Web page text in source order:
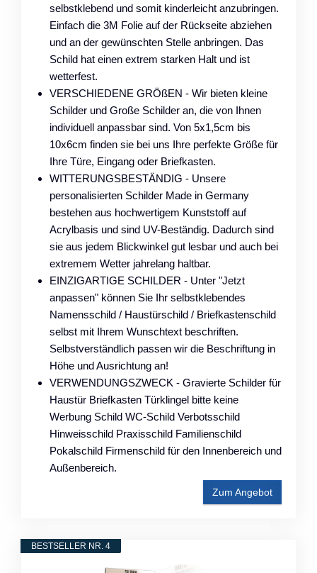
selbstklebend und somit kinderleicht anzubringen.
Einfach die 3M Folie auf der Rückseite abziehen
und an der gewünschten Stelle anbringen. Das
Schild hat einen extrem starken Halt und ist
wetterfest.
VERSCHIEDENE GRÖßEN - Wir bieten kleine
Schilder und Große Schilder an, die von Ihnen
individuell anpassbar sind. Von 5x1,5cm bis
10x6cm finden sie bei uns Ihre perfekte Größe für
Ihre Türe, Eingang oder Briefkasten.
WITTERUNGSBESTÄNDIG - Unsere
personalisierten Schilder Made in Germany
bestehen aus hochwertigem Kunststoff auf
Acrylbasis und sind UV-Beständig. Dadurch sind
sie aus jedem Blickwinkel gut lesbar und auch bei
extremem Wetter jahrelang haltbar.
EINZIGARTIGE SCHILDER - Unter "Jetzt
anpassen" können Sie Ihr selbstklebendes
Namensschild / Haustürschild / Briefkastenschild
selbst mit Ihrem Wunschtext beschriften.
Selbstverständlich passen wir die Beschriftung in
Höhe und Ausrichtung an!
VERWENDUNGSZWECK - Gravierte Schilder für
Haustür Briefkasten Türklingel bitte keine
Werbung Schild WC-Schild Verbotsschild
Hinweisschild Praxisschild Familienschild
Pokalschild Firmenschild für den Innenbereich und
Außenbereich.
Zum Angebot
BESTSELLER NR. 4